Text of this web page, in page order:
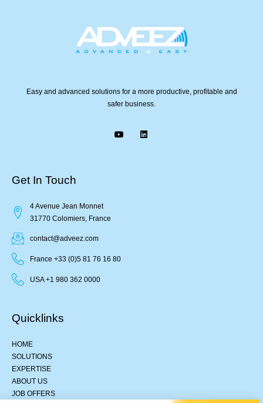
Easy and advanced solutions for a more productive, profitable and
safer business.
Get In Touch
4 Avenue Jean Monnet
31770 Colomiers, France
contact@adveez.com
France +33 (0)5 81 76 16 80
USA +1 980 362 0000
Quicklinks
HOME
SOLUTIONS
EXPERTISE
ABOUT US
JOB OFFERS